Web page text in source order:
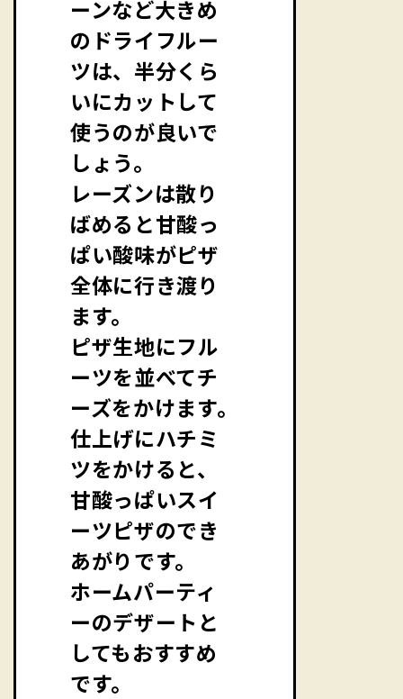
ーンなど大きめ
のドライフルー
ツは、半分くら
いにカットして
使うのが良いで
しょう。
レーズンは散り
ばめると甘酸っ
ぱい酸味がピザ
全体に行き渡り
ます。
ピザ生地にフル
ーツを並べてチ
ーズをかけます。
仕上げにハチミ
ツをかけると、
甘酸っぱいスイ
ーツピザのでき
あがりです。
ホームパーティ
ーのデザートと
してもおすすめ
です。